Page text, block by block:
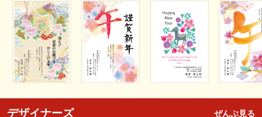
デザイナーズ ぜんぶ見る